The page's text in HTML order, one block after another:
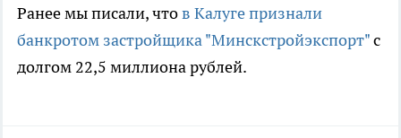
Ранее мы писали, чтов Калуге признали
банкротом застройщика "Минскстройэкспорт"с
долгом 22,5 миллиона рублей.